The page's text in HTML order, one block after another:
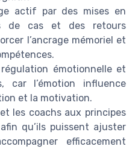
actif par des mises en
de cas et des retours
l’ancrage mémoriel et
émotionnelle et
car l’émotion influence
et la motivation.
les coachs aux principes
qu’ils puissent ajuster
efficacement